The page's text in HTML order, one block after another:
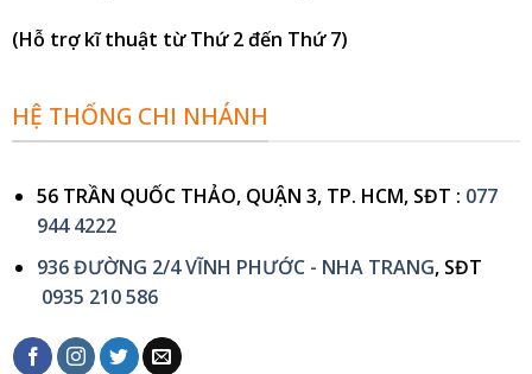
(Hỗ trợ kĩ thuật từ Thứ 2 đến Thứ 7)
HỆ THỐNG CHI NHÁNH
56 TRẦN QUỐC THẢO, QUẬN 3, TP. HCM, SĐT : 077
944 4222
936 ĐƯỜNG 2/4 VĨNH PHƯỚC - NHA TRANG, SĐT
0935 210 586